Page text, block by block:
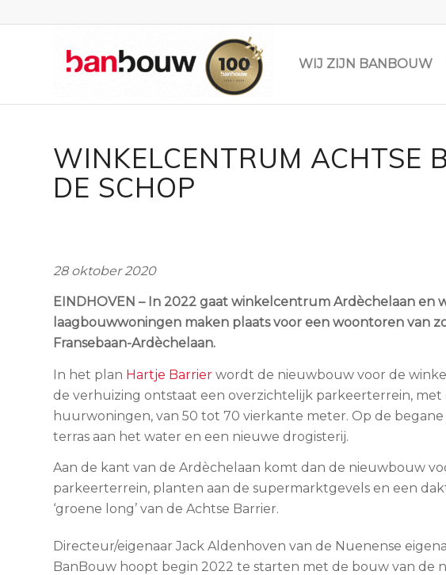
WIJ ZIJN BANBOUW
WINKELCENTRUM ACHTSE
DE SCHOP
28 oktober 2020
EINDHOVEN – In 2022 gaat winkelcentrum Ardèchelaan en
laagbouwwoningen maken plaats voor een woontoren van
Fransebaan-Ardèchelaan.
In het plan Hartje Barrier wordt de nieuwbouw voor de
de verhuizing ontstaat een overzichtelijk parkeerterrein,
huurwoningen, van 50 tot 70 vierkante meter. Op de
terras aan het water en een nieuwe drogisterij.
Aan de kant van de Ardèchelaan komt dan de nieuwbouw
parkeerterrein, planten aan de supermarktgevels en een
‘groene long’ van de Achtse Barrier.
Directeur/eigenaar Jack Aldenhoven van de Nuenense
BanBouw hoopt begin 2022 te starten met de bouw van de